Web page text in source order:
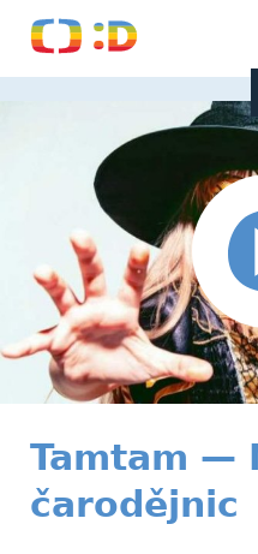
Tamtam —
čarodějnic